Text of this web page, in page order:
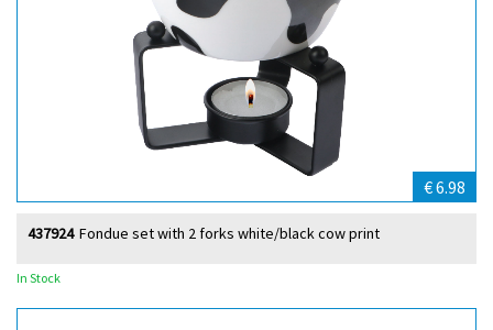
€ 6.98
Fondue set with 2 forks white/black cow print
437924
In Stock